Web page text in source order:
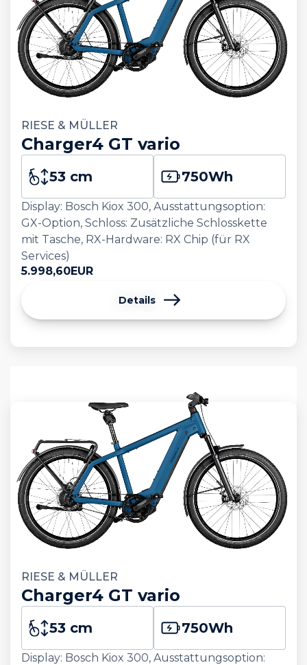
RIESE & MÜLLER
Charger4 GT vario
53 cm 750Wh
Display: Bosch Kiox 300, Ausstattungsoption:
GX-Option, Schloss: Zusätzliche Schlosskette
mit Tasche, RX-Hardware: RX Chip (für RX
Services)
5.998,60EUR
Details
RIESE & MÜLLER
Charger4 GT vario
53 cm 750Wh
Display: Bosch Kiox 300, Ausstattungsoption: